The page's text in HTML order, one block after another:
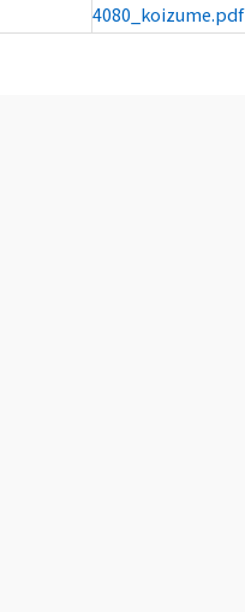
4080_koizume.pdf